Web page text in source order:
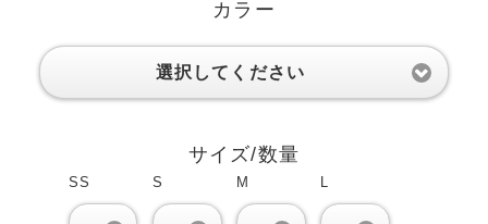
カラー
選択してください
サイズ/数量
SS S M